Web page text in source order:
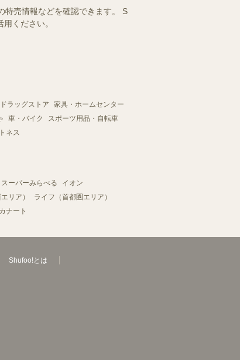
特売情報などを確認できます。 S
ください。
ドラッグストア
家具・ホームセンター
車・バイク
スポーツ用品・自転車
ネス
スーパーみらべる
イオン
リア）
ライフ（首都圏エリア）
ナート
Shufoo!とは